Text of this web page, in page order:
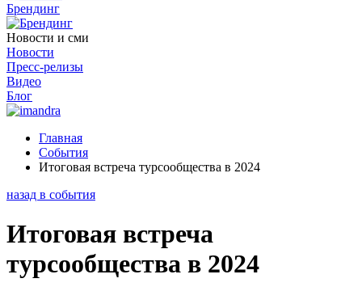
Брендинг
Новости и сми
Новости
Пресс-релизы
Видео
Блог
Главная
События
Итоговая встреча турсообщества в 2024
назад в события
Итоговая встреча
турсообщества в 2024